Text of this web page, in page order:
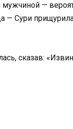
—
— Сури
сказав: